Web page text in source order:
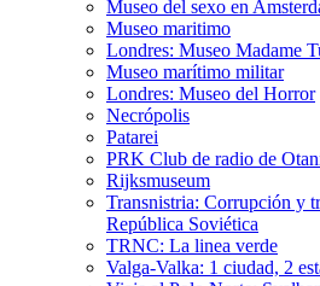
Museo del sexo en
Museo maritimo
Londres: Museo Madame
Museo marítimo militar
Londres: Museo del Horror
Necrópolis
Patarei
PRK Club de radio de
Rijksmuseum
Transnistria: Corrupción y
República Soviética
TRNC: La linea verde
Valga-Valka: 1 ciudad, 2